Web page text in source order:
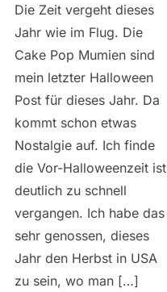
Die Zeit vergeht dieses
Jahr wie im Flug. Die
Cake Pop Mumien sind
mein letzter Halloween
Post für dieses Jahr. Da
kommt schon etwas
Nostalgie auf. Ich finde
die Vor-Halloweenzeit ist
deutlich zu schnell
vergangen. Ich habe das
sehr genossen, dieses
Jahr den Herbst in USA
zu sein, wo man […]